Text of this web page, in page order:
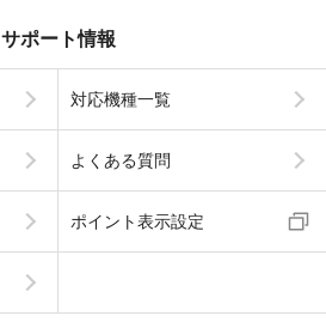
サポート情報
対応機種一覧
よくある質問
ポイント表示設定